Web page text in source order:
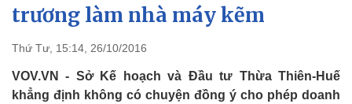
Đảng
Tổ chức nhân sự
Nhận diện sự thật
Tin 24h
Dự báo thời tiết
Việc làm
Biển đảo
trương làm nhà máy kẽm
Thứ Tư, 15:14, 26/10/2016
VOV.VN - Sở Kế hoạch và Đầu tư Thừa Thiên-Huế
khẳng định không có chuyện đồng ý cho phép doanh